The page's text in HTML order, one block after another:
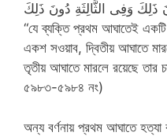
ذَلِكَ وَفِى الثَّالِثَةِ دُونَ ذَلِكَ
“যে ব্যক্তি প্রথম আঘাতেই একটি
একশ সওয়াব, দ্বিতীয় আঘাতে
তৃতীয় আঘাতে মারলে রয়েছে
৫৯৮৩-৫৯৮৪ নং)
অন্য বর্ণনায় প্রথম আঘাতে